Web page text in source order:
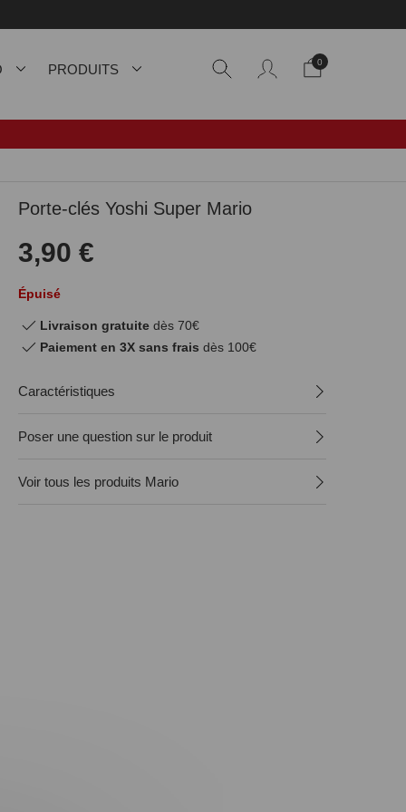
PRODUITS 0
Porte-clés Yoshi Super Mario
3,90 €
Épuisé
Livraison gratuite dès 70€
Paiement en 3X sans frais dès 100€
Caractéristiques
Poser une question sur le produit
Voir tous les produits Mario